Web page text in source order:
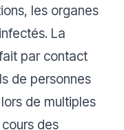
les organes
La
par contact
de personnes
de multiples
des